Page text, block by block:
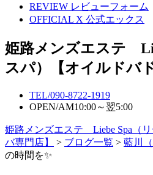
REVIEW レビューフォーム
OFFICIAL X 公式エックス
姫路メンズエステ
スパ）【オイルドバ
TEL/090-8722-1919
OPEN/AM10:00～翌5:00
姫路メンズエステ Liebe Spa（
バ専門店】
> ブログ一覧 > 藍川
の時間を✨